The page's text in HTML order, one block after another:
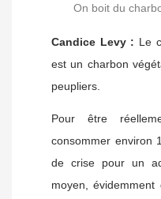
On boit du
Candice Levy : Le
est un charbon
peupliers.
Pour être
consommer environ
de crise pour un
moyen,